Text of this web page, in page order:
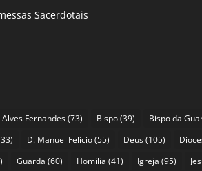
Sacerdotais
Fernandes(73) Bispo(39)
Bispo da
D. Manuel Felício(55) Deus(105)
Guarda (60) Homilia (41) Igreja (95)